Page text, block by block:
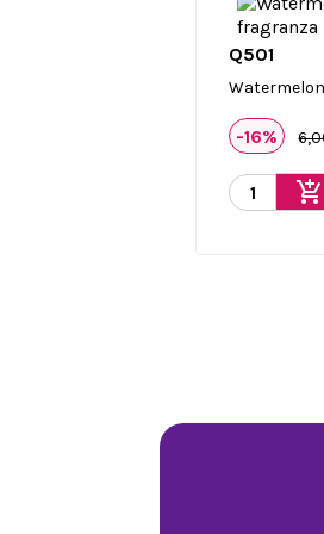
Q501
-16%
add_shopping_cart